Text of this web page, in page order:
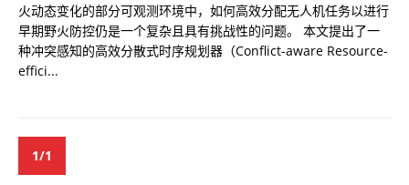
火动态变化的部分可观测环境中，如何高效分配无人机任务以进行
早期野火防控仍是一个复杂且具有挑战性的问题。 本文提出了一
种冲突感知的高效分散式时序规划器（Conflict-aware Resource-
effici...
1/1